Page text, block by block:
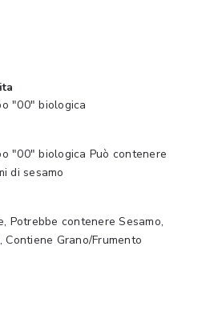
"00" biologica
"00" biologica Può contenere
di sesamo
Potrebbe contenere Sesamo,
Grano/Frumento